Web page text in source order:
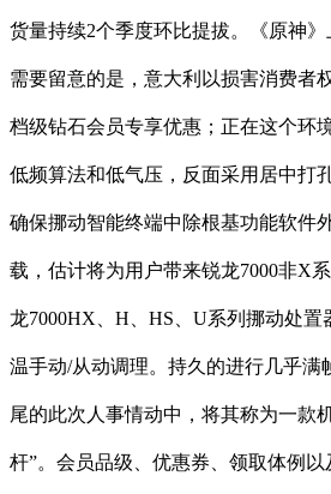
货量持续2个季度环比提拔。《原神
需要留意的是，意大利以损害消费者
档级钻石会员专享优惠；正在这个环
低频算法和低气压，反面采用居中打
确保挪动智能终端中除根基功能软件
载，估计将为用户带来锐龙7000非X
龙7000HX、H、HS、U系列挪动处置
温手动/从动调理。持久的进行几乎满
尾的此次人事情动中，将其称为一款
杆”。会员品级、优惠券、领取体例